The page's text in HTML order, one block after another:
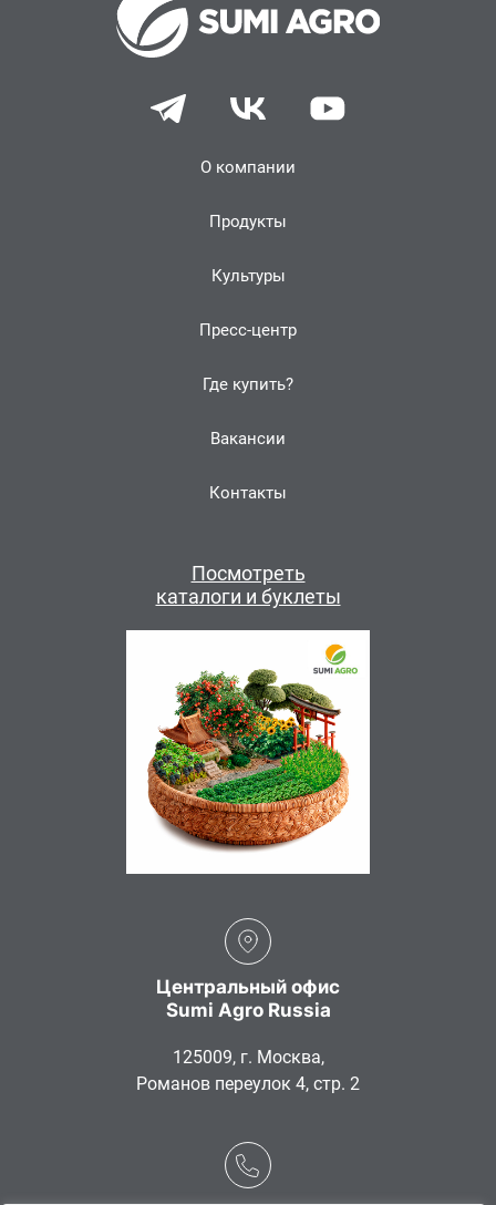
Посмотреть
каталоги и буклеты
О компании
Продукты
Культуры
Пресс-центр
Где купить?
Вакансии
Контакты
Центральный офис
Sumi Agro Russia
125009, г. Москва,
Романов переулок 4, стр. 2